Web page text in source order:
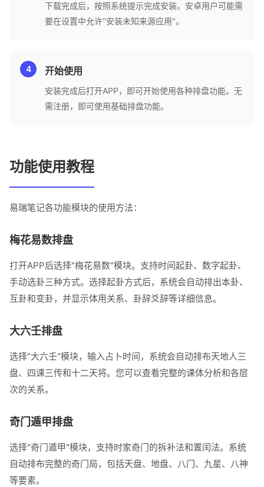
下载完成后，按照系统提示完成安装。安卓用户可能需
要在设置中允许"安装未知来源应用"。
开始使用
安装完成后打开APP，即可开始使用各种排盘功能。无
需注册，即可使用基础排盘功能。
功能使用教程
易瑞笔记各功能模块的使用方法：
梅花易数排盘
打开APP后选择"梅花易数"模块。支持时间起卦、数字起卦、
手动选卦三种方式。选择起卦方式后，系统会自动排出本卦、
互卦和变卦，并显示体用关系、卦辞爻辞等详细信息。
大六壬排盘
选择"大六壬"模块，输入占卜时间，系统会自动排布天地人三
盘、四课三传和十二天将。您可以查看完整的课体分析和各层
次的关系。
奇门遁甲排盘
选择"奇门遁甲"模块，支持时家奇门的拆补法和置闰法。系统
自动排布完整的奇门局，包括天盘、地盘、八门、九星、八神
等要素。